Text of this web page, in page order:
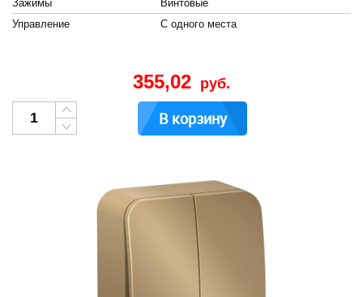
Зажимы
Винтовые
Управление
С одного места
355,02 руб.
В корзину